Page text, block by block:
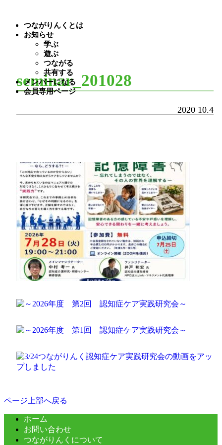
つながりんくとは
お知らせ
学ぶ
遊ぶ
つながる
共有する
メンバーになる
会員専用ページ
seminar_201028
2020 10.4
ページ上部へ戻る
ホーム
お問い合わせ
つながりんくについて